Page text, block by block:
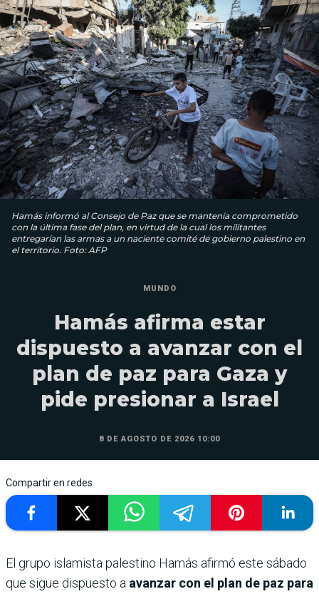
Hamás informó al Consejo de Paz que se mantenía comprometido
con la última fase del plan, en virtud de la cual los militantes
entregarían las armas a un naciente comité de gobierno palestino en
el territorio. Foto: AFP
MUNDO
Hamás afirma estar
dispuesto a avanzar con el
plan de paz para Gaza y
pide presionar a Israel
8 DE AGOSTO DE 2026 10:00
Compartir en redes
El grupo islamista palestino Hamás afirmó este sábado
que sigue dispuesto a avanzar con el plan de paz para